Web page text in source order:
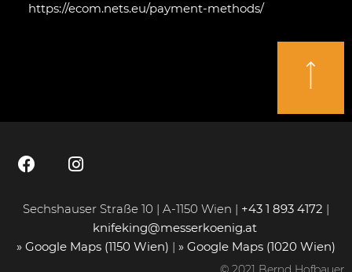
https://ecom.nets.eu/payment-methods/
Sechshauser Straße 10 | A-1150 Wien | +43 1 893 4172 |
knifeking@messerkoenig.at
» Google Maps (1150 Wien) | » Google Maps (1020 Wien)